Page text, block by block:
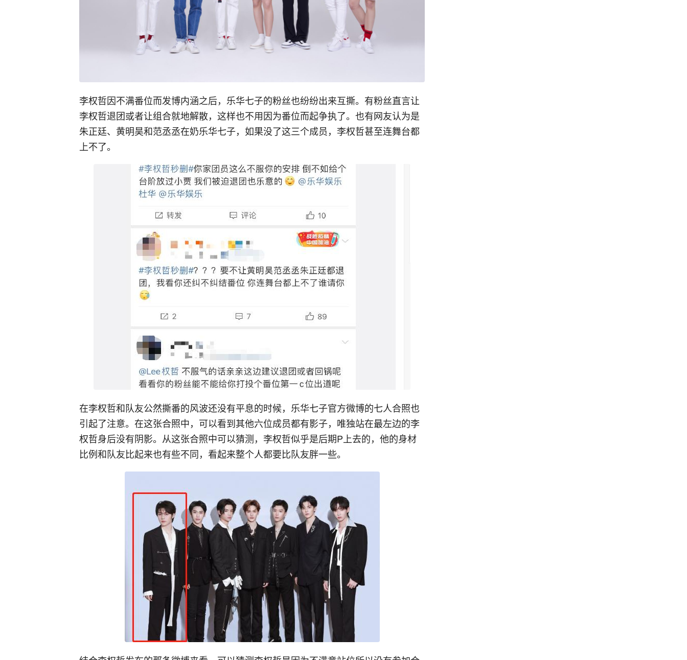
李权哲因不满番位而发博内涵之后，乐华七子的粉丝也纷纷出来互撕。有粉丝直言让
李权哲退团或者让组合就地解散，这样也不用因为番位而起争执了。也有网友认为是
朱正廷、黄明昊和范丞丞在奶乐华七子，如果没了这三个成员，李权哲甚至连舞台都
上不了。
在李权哲和队友公然撕番的风波还没有平息的时候，乐华七子官方微博的七人合照也
引起了注意。在这张合照中，可以看到其他六位成员都有影子，唯独站在最左边的李
权哲身后没有阴影。从这张合照中可以猜测，李权哲似乎是后期P上去的，他的身材
比例和队友比起来也有些不同，看起来整个人都要比队友胖一些。